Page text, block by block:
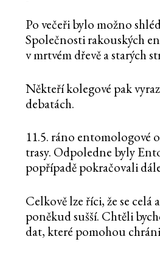
Po večeři bylo možno
Společnosti rakouských
v mrtvém dřevě a starých
Někteří kolegové pak
debatách.
11.5. ráno entomologové
trasy. Odpoledne byly
popřípadě pokračovali
Celkově lze říci, že se
poněkud sušší. Chtěli
dat, které pomohou